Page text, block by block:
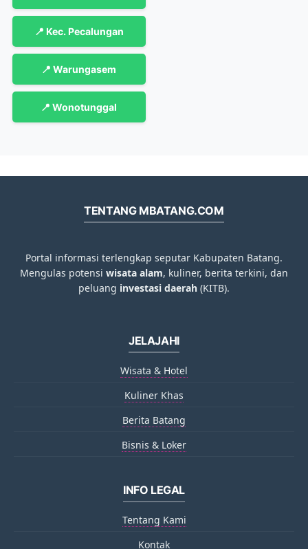
📍 Kec. Pecalungan
📍 Warungasem
📍 Wonotunggal
TENTANG MBATANG.COM
Portal informasi terlengkap seputar Kabupaten Batang.
Mengulas potensi wisata alam, kuliner, berita terkini, dan
peluang investasi daerah (KITB).
JELAJAHI
Wisata & Hotel
Kuliner Khas
Berita Batang
Bisnis & Loker
INFO LEGAL
Tentang Kami
Kontak